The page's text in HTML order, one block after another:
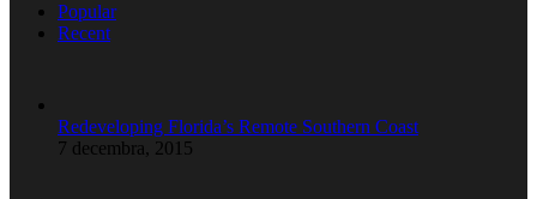
Popular
Recent
Redeveloping Florida’s Remote Southern Coast
7 decembra, 2015